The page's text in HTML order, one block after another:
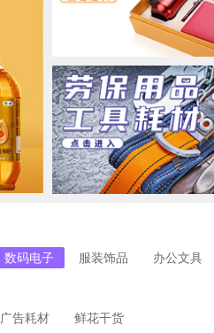
数码电子 服装饰品 办公文具
广告耗材 鲜花干货